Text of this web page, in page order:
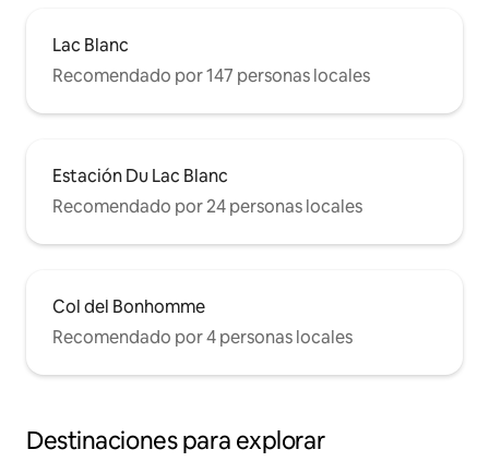
Lac Blanc
Recomendado por 147 personas locales
Estación Du Lac Blanc
Recomendado por 24 personas locales
Col del Bonhomme
Recomendado por 4 personas locales
Destinaciones para explorar